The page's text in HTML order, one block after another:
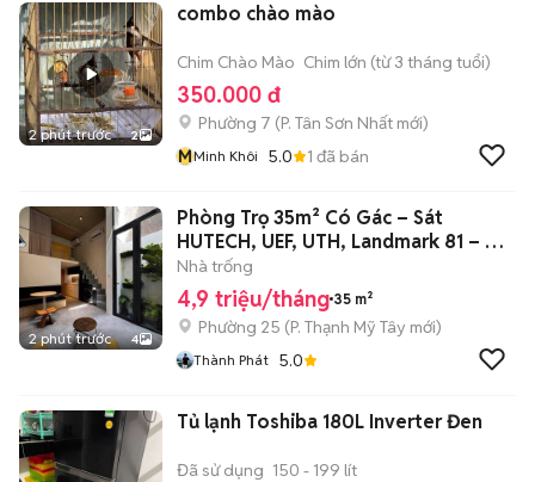
2 phút trước 2
combo chào mào
Chim Chào Mào Chim lớn (từ 3 tháng tuổi)
350.000 đ
Phường 7 (P. Tân Sơn Nhất mới)
MMinh Khôi 5.0 1 đã bán
2 phút trước 4
Phòng Trọ 35m² Có Gác – Sát
HUTECH, UEF, UTH, Landmark 81 – Chỉ
4.9 Tr
Nhà trống
4,9 triệu/tháng 35 m²
Phường 25 (P. Thạnh Mỹ Tây mới)
Thành Phát 5.0
Tủ lạnh Toshiba 180L Inverter Đen
Đã sử dụng 150 - 199 lít